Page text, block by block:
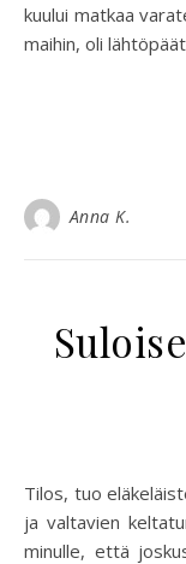
kuului matkaa
maihin, oli
Anna K.
Tilos, tuo eläkeläisten, litteiden rantakivien, autioiden kujien
ja valtavien
minulle, että